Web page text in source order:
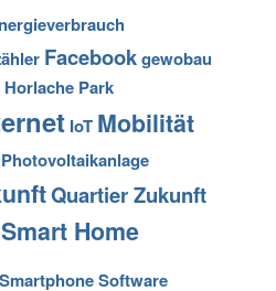
Facebookgewobau
Horlache Park
IoT Mobilität
Photovoltaikanlage
Quartier Zukunft
Smart Home
SmartphoneSoftware